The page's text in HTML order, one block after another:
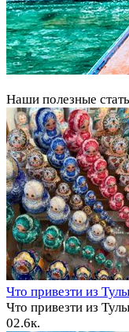
Наши полезные
Что привезти из
Что привезти из
02.6к.